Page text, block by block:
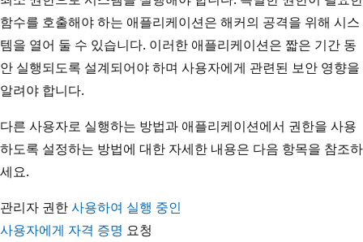
함수를 호출해야 하는 애플리케이션은 해커의 공격을 위해 시스
템을 열어 둘 수 있습니다. 이러한 애플리케이션은 짧은 기간 동
안 실행되도록 설계되어야 하며 사용자에게 관련된 보안 영향을
알려야 합니다.
다른 사용자로 실행하는 방법과 애플리케이션에서 권한을 사용
하도록 설정하는 방법에 대한 자세한 내용은 다음 항목을 참조하
세요.
관리자 권한사용하여 실행 중인
사용자에게 자격 증명 요청